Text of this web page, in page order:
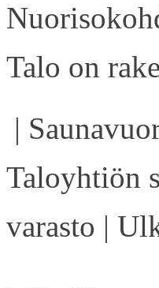
Talo on
|
Taloyhtiön
varasto |